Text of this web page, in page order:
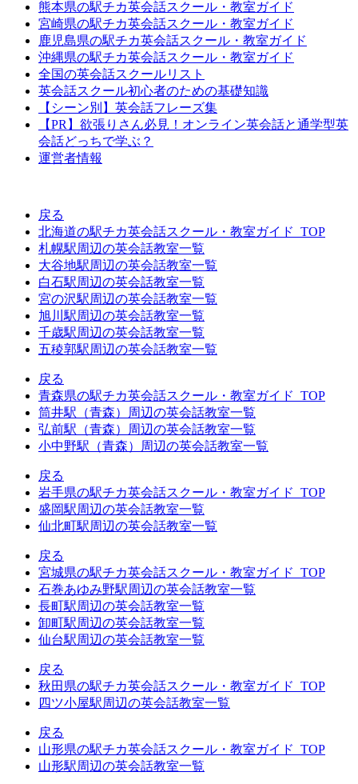
熊本県の駅チカ英会話スクール・教室ガイド
宮崎県の駅チカ英会話スクール・教室ガイド
鹿児島県の駅チカ英会話スクール・教室ガイド
沖縄県の駅チカ英会話スクール・教室ガイド
全国の英会話スクールリスト
英会話スクール初心者のための基礎知識
【シーン別】英会話フレーズ集
【PR】欲張りさん必見！オンライン英会話と通学型英
会話どっちで学ぶ？
運営者情報
戻る
北海道の駅チカ英会話スクール・教室ガイド_TOP
札幌駅周辺の英会話教室一覧
大谷地駅周辺の英会話教室一覧
白石駅周辺の英会話教室一覧
宮の沢駅周辺の英会話教室一覧
旭川駅周辺の英会話教室一覧
千歳駅周辺の英会話教室一覧
五稜郭駅周辺の英会話教室一覧
戻る
青森県の駅チカ英会話スクール・教室ガイド_TOP
筒井駅（青森）周辺の英会話教室一覧
弘前駅（青森）周辺の英会話教室一覧
小中野駅（青森）周辺の英会話教室一覧
戻る
岩手県の駅チカ英会話スクール・教室ガイド_TOP
盛岡駅周辺の英会話教室一覧
仙北町駅周辺の英会話教室一覧
戻る
宮城県の駅チカ英会話スクール・教室ガイド_TOP
石巻あゆみ野駅周辺の英会話教室一覧
長町駅周辺の英会話教室一覧
卸町駅周辺の英会話教室一覧
仙台駅周辺の英会話教室一覧
戻る
秋田県の駅チカ英会話スクール・教室ガイド_TOP
四ツ小屋駅周辺の英会話教室一覧
戻る
山形県の駅チカ英会話スクール・教室ガイド_TOP
山形駅周辺の英会話教室一覧